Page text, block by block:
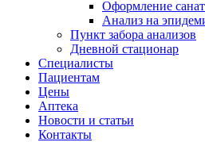
Оформление
Анализ на
Пункт забора анализов
Дневной стационар
Специалисты
Пациентам
Цены
Аптека
Новости и статьи
Контакты